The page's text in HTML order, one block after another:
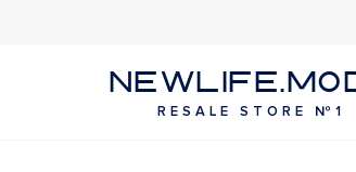
RESALE STORE №1